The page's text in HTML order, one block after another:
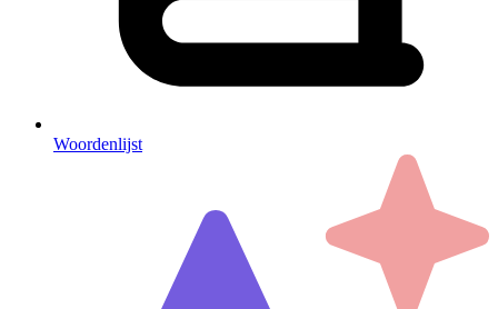
Woordenlijst